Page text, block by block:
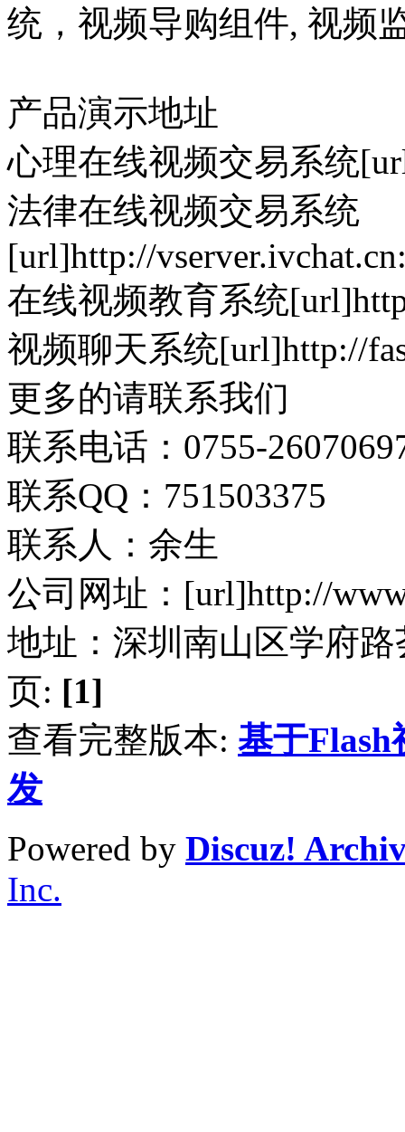
统，视频导购组件, 视频
产品演示地址
心理在线视频交易系统
法律在线视频交易系统
[url]http://
在线视频教育系统
视频聊天系统[url]http://
更多的请联系我们
联系电话：0755-
联系QQ：751503375
联系人：余生
公司网址：[url]http://
地址：深圳南山区学府
页: [1]
查看完整版本: 基于Flash
发
Powered by Discuz!
Inc.